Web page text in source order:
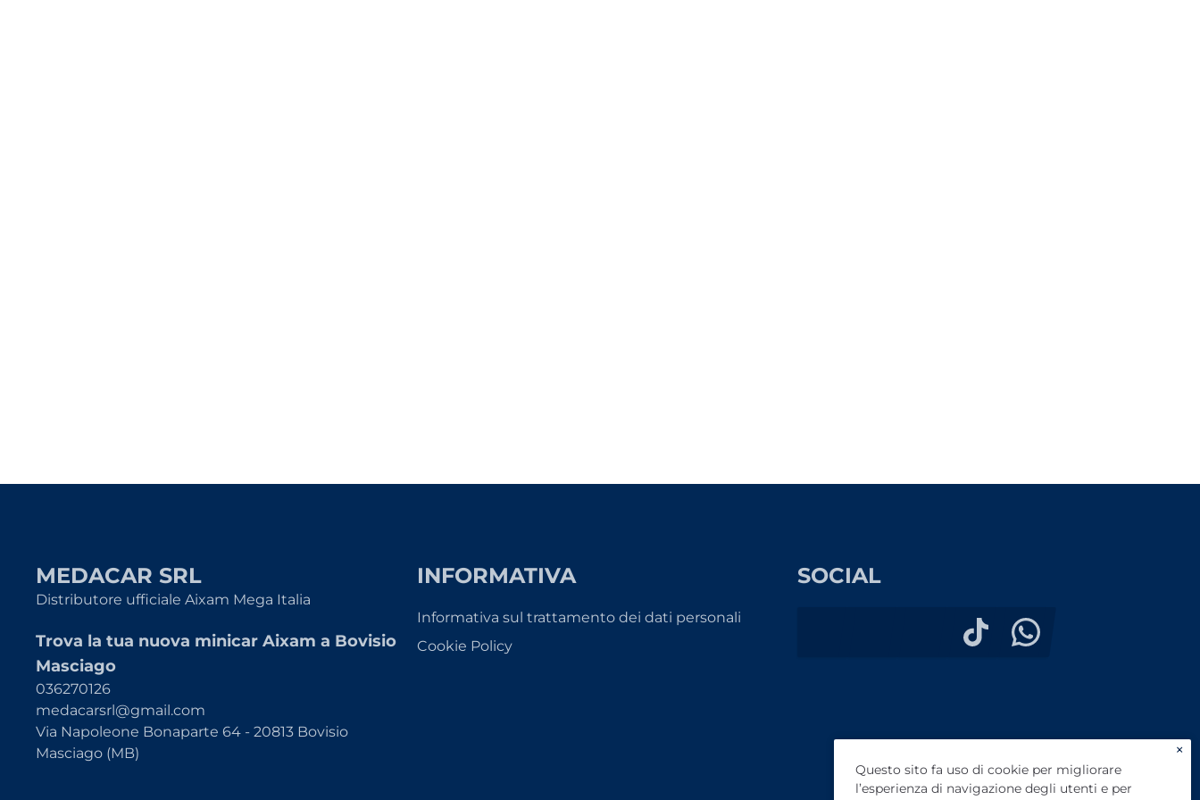
MEDACAR SRL
Distributore ufficiale Aixam Mega Italia
Trova la tua nuova minicar Aixam a Bovisio
Masciago
036270126
medacarsrl@gmail.com
Via Napoleone Bonaparte 64 - 20813 Bovisio
Masciago (MB)
INFORMATIVA
Informativa sul trattamento dei dati personali
Cookie Policy
SOCIAL
×
Questo sito fa uso di cookie per migliorare
l’esperienza di navigazione degli utenti e per